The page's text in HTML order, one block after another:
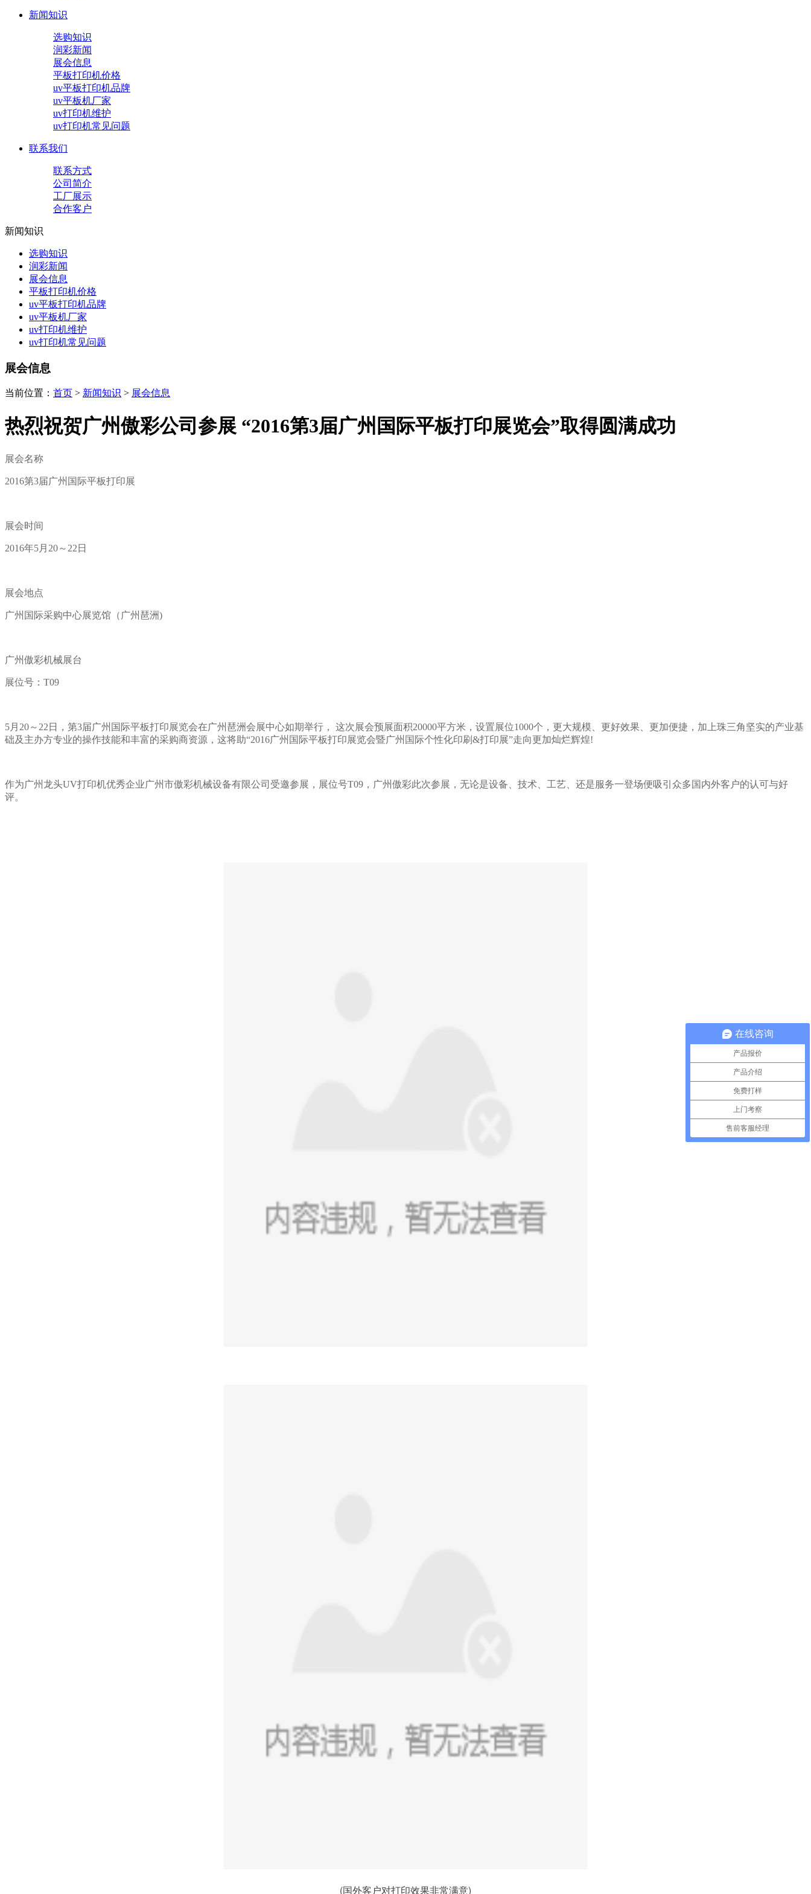
新闻知识
选购知识
润彩新闻
展会信息
平板打印机价格
uv平板打印机品牌
uv平板机厂家
uv打印机维护
uv打印机常见问题
联系我们
联系方式
公司简介
工厂展示
合作客户
新闻知识
选购知识
润彩新闻
展会信息
平板打印机价格
uv平板打印机品牌
uv平板机厂家
uv打印机维护
uv打印机常见问题
展会信息
当前位置： 首页 > 新闻知识 > 展会信息
热烈祝贺广州傲彩公司参展 “2016第3届广州国际平板打印展览会”取得圆满成功
展会名称
2016第3届广州国际平板打印展
展会时间
2016年5月20～22日
展会地点
广州国际采购中心展览馆（广州琶洲)
广州傲彩机械展台
展位号：T09
5月20～22日，第3届广州国际平板打印展览会在广州琶洲会展中心如期举行， 这次展会预展面积20000平方米，设置展位1000个，更大规模、更好效果、更加便捷，加上珠三角坚实的产业基
础及主办方专业的操作技能和丰富的采购商资源，这将助“2016广州国际平板打印展览会暨广州国际个性化印刷&打印展”走向更加灿烂辉煌!
作为广州龙头UV打印机优秀企业广州市傲彩机械设备有限公司受邀参展，展位号T09，广州傲彩此次参展，无论是设备、技术、工艺、还是服务一登场便吸引众多国内外客户的认可与好
评。
(国外客户对打印效果非常满意)
在线咨询
产品报价
产品介绍
免费打样
上门考察
售前客服经理